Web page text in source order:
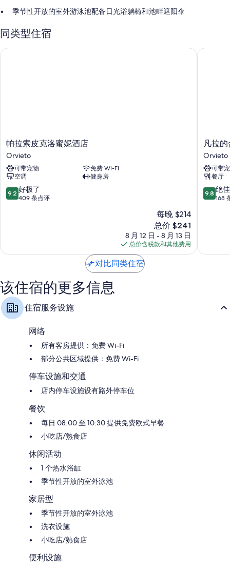
季节性开放的室外游泳池配备日光浴躺椅和池畔遮阳伞
无烟场所
客房特色
同类型住宿
帕
拉
索
皮
克
洛
蜜
帕拉索皮克洛蜜妮酒店
Orvieto
可带宠物
免费 Wi-Fi
空调
健身房
9.2
分，
了，
点
评
9.2 好极了
409 条点评
每晚 $214
新
价
格
$241
总价 $241
8 月 12 日 - 8 月 13 日
总价含税款和其他费用
帕拉索皮克洛蜜妮酒店
凡
拉
的
合
租
房
和
凡拉
Orvieto
可带
餐厅
9.8
分，
168
9.8 绝佳
168
凡拉的
对比同类住宿
该住宿的更多信息
住宿服务设施
网络
所有客房提供：免费 Wi-Fi
部分公共区域提供：免费 Wi-Fi
停车设施和交通
店内停车设施设有路外停车位
餐饮
每日 08:00 至 10:30 提供免费欧式早餐
小吃店/熟食店
休闲活动
1 个热水浴缸
季节性开放的室外泳池
家居型
季节性开放的室外泳池
洗衣设施
小吃店/熟食店
便利设施